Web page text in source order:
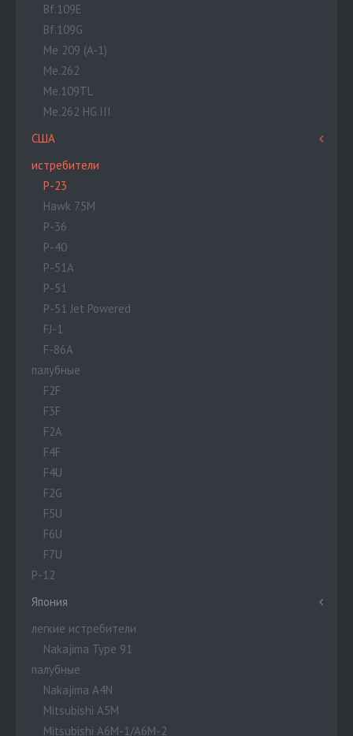
Bf.109E
Bf.109G
Me 209 (A-1)
Me.262
Me.109TL
Me.262 HG.III
США
истребители
P-23
Hawk 75M
P-36
P-40
P-51A
P-51
P-51 Jet Powered
FJ-1
F-86A
палубные
F2F
F3F
F2A
F4F
F4U
F2G
F5U
F6U
F7U
P-12
Япония
легкие истребители
Nakajima Type 91
палубные
Nakajima A4N
Mitsubishi A5M
Mitsubishi A6M-1/A6M-2